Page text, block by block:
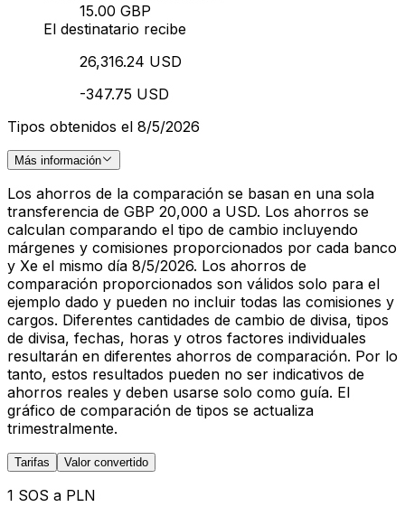
15.00 GBP
El destinatario recibe
26,316.24 USD
-347.75 USD
Tipos obtenidos el 8/5/2026
Más información
Los ahorros de la comparación se basan en una sola
transferencia de GBP 20,000 a USD. Los ahorros se
calculan comparando el tipo de cambio incluyendo
márgenes y comisiones proporcionados por cada banco
y Xe el mismo día 8/5/2026. Los ahorros de
comparación proporcionados son válidos solo para el
ejemplo dado y pueden no incluir todas las comisiones y
cargos. Diferentes cantidades de cambio de divisa, tipos
de divisa, fechas, horas y otros factores individuales
resultarán en diferentes ahorros de comparación. Por lo
tanto, estos resultados pueden no ser indicativos de
ahorros reales y deben usarse solo como guía. El
gráfico de comparación de tipos se actualiza
trimestralmente.
Tarifas Valor convertido
1 SOS a PLN